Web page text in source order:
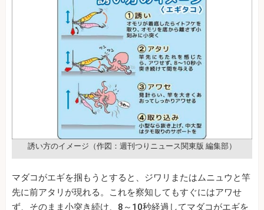
誘い方のイメージ（作図：週刊つりニュース関東版 編集部）
マダコがエギを掴もうとすると、ジワリまたはムニュウと竿
先に前アタリが現れる。これを察知してもすぐにはアワせ
ず、そのまま小突き続け、8～10秒経過してマダコがエギを